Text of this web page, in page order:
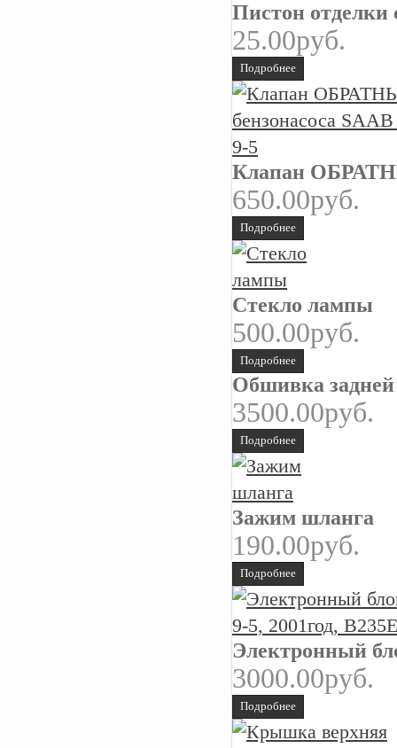
Пистон отделки
25.00руб.
Подробнее
Клапан
650.00руб.
Подробнее
Стекло лампы
500.00руб.
Подробнее
Обшивка
3500.00руб.
Подробнее
Зажим шланга
190.00руб.
Подробнее
Электронный
3000.00руб.
Подробнее